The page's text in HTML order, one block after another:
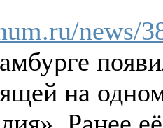
news/
на